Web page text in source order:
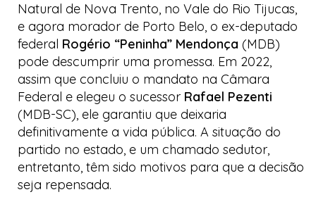
Natural de Nova Trento, no Vale do Rio Tijucas,
e agora morador de Porto Belo, o ex-deputado
federal Rogério “Peninha” Mendonça (MDB)
pode descumprir uma promessa. Em 2022,
assim que concluiu o mandato na Câmara
Federal e elegeu o sucessor Rafael Pezenti
(MDB-SC), ele garantiu que deixaria
definitivamente a vida pública. A situação do
partido no estado, e um chamado sedutor,
entretanto, têm sido motivos para que a decisão
seja repensada.